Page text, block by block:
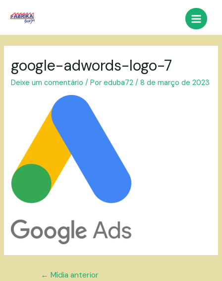
para
Main
Menu
google-adwords-logo-7
Deixe um comentário / Poreduba72 /8 de março de 2023
Navegação
← Mídia anterior